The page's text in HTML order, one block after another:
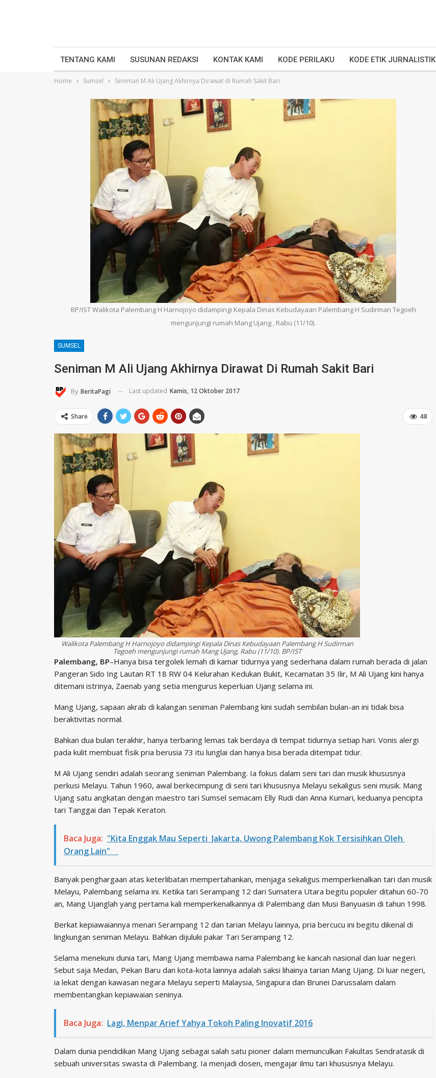
TENTANG KAMI SUSUNAN REDAKSI KONTAK KAMI KODE PERILAKU KODE ETIK JURNALISTIK
Home Sumsel Seniman M Ali Ujang Akhirnya Dirawat di Rumah Sakit Bari
BP/IST Walikota Palembang H Harnojoyo didampingi Kepala Dinas Kebudayaan Palembang H Sudirman Tegoeh
mengunjungi rumah Mang Ujang , Rabu (11/10).
SUMSEL
Seniman M Ali Ujang Akhirnya Dirawat Di Rumah Sakit Bari
By BeritaPagi Last updated Kamis, 12 Oktober 2017
48
Share
Walikota Palembang H Harnojoyo didampingi Kepala Dinas Kebudayaan Palembang H Sudirman
Tegoeh mengunjungi rumah Mang Ujang, Rabu (11/10). BP/IST
Palembang, BP–Hanya bisa tergolek lemah di kamar tidurnya yang sederhana dalam rumah berada di jalan
Pangeran Sido Ing Lautan RT 18 RW 04 Kelurahan Kedukan Bukit, Kecamatan 35 Ilir, M Ali Ujang kini hanya
ditemani istrinya, Zaenab yang setia mengurus keperluan Ujang selama ini.
Mang Ujang, sapaan akrab di kalangan seniman Palembang kini sudah sembilan bulan-an ini tidak bisa
beraktivitas normal.
Bahkan dua bulan terakhir, hanya terbaring lemas tak berdaya di tempat tidurnya setiap hari. Vonis alergi
pada kulit membuat fisik pria berusia 73 itu lunglai dan hanya bisa berada ditempat tidur.
M Ali Ujang sendiri adalah seorang seniman Palembang. Ia fokus dalam seni tari dan musik khususnya
perkusi Melayu. Tahun 1960, awal berkecimpung di seni tari khususnya Melayu sekaligus seni musik. Mang
Ujang satu angkatan dengan maestro tari Sumsel semacam Elly Rudi dan Anna Kumari, keduanya pencipta
tari Tanggai dan Tepak Keraton.
Baca Juga: "Kita Enggak Mau Seperti Jakarta, Uwong Palembang Kok Tersisihkan Oleh
Orang Lain"
Banyak penghargaan atas keterlibatan mempertahankan, menjaga sekaligus memperkenalkan tari dan musik
Melayu, Palembang selama ini. Ketika tari Serampang 12 dari Sumatera Utara begitu populer ditahun 60-70
an, Mang Ujanglah yang pertama kali memperkenalkannya di Palembang dan Musi Banyuasin di tahun 1998.
Berkat kepiawaiannya menari Serampang 12 dan tarian Melayu lainnya, pria bercucu ini begitu dikenal di
lingkungan seniman Melayu. Bahkan dijuluki pakar Tari Serampang 12.
Selama menekuni dunia tari, Mang Ujang membawa nama Palembang ke kancah nasional dan luar negeri.
Sebut saja Medan, Pekan Baru dan kota-kota lainnya adalah saksi lihainya tarian Mang Ujang. Di luar negeri,
ia lekat dengan kawasan negara Melayu seperti Malaysia, Singapura dan Brunei Darussalam dalam
membentangkan kepiawaian seninya.
Baca Juga: Lagi, Menpar Arief Yahya Tokoh Paling Inovatif 2016
Dalam dunia pendidikan Mang Ujang sebagai salah satu pioner dalam memunculkan Fakultas Sendratasik di
sebuah universitas swasta di Palembang. Ia menjadi dosen, mengajar ilmu tari khususnya Melayu.